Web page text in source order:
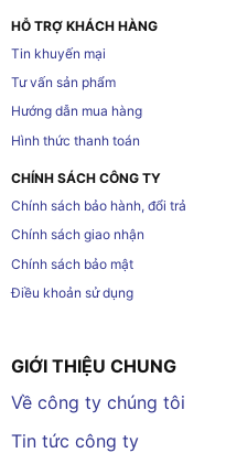
HỖ TRỢ KHÁCH HÀNG
Tin khuyến mại
Tư vấn sản phẩm
Hướng dẫn mua hàng
Hình thức thanh toán
CHÍNH SÁCH CÔNG TY
Chính sách bảo hành, đổi trả
Chính sách giao nhận
Chính sách bảo mật
Điều khoản sử dụng
GIỚI THIỆU CHUNG
Về công ty chúng tôi
Tin tức công ty